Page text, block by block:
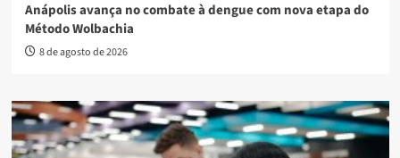
Anápolis avança no combate à dengue com nova etapa do
Método Wolbachia
8 de agosto de 2026